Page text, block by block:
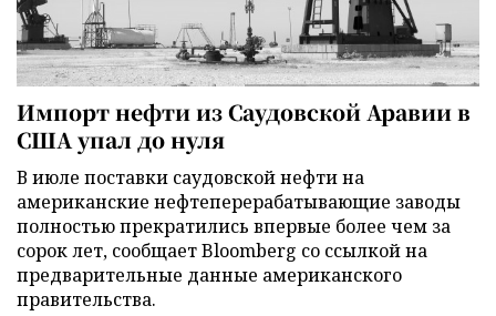
Импорт нефти из Саудовской Аравии в
США упал до нуля
В июле поставки саудовской нефти на
американские нефтеперерабатывающие заводы
полностью прекратились впервые более чем за
сорок лет, сообщает Bloomberg со ссылкой на
предварительные данные американского
правительства.